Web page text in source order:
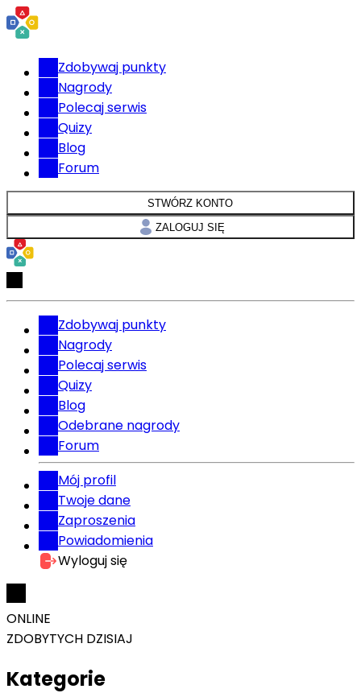
Zdobywaj punkty
Nagrody
Polecaj serwis
Quizy
Blog
Forum
STWÓRZ KONTO
ZALOGUJ SIĘ
Zdobywaj punkty
Nagrody
Polecaj serwis
Quizy
Blog
Odebrane nagrody
Forum
Mój profil
Twoje dane
Zaproszenia
Powiadomienia
Wyloguj się
ONLINE
ZDOBYTYCH DZISIAJ
Kategorie